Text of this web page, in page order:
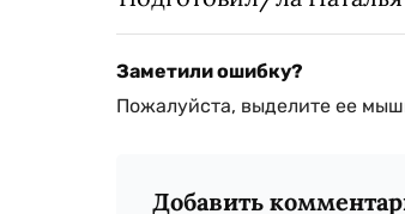
Заметили ошибку?
Пожалуйста, выделите ее
Добавить